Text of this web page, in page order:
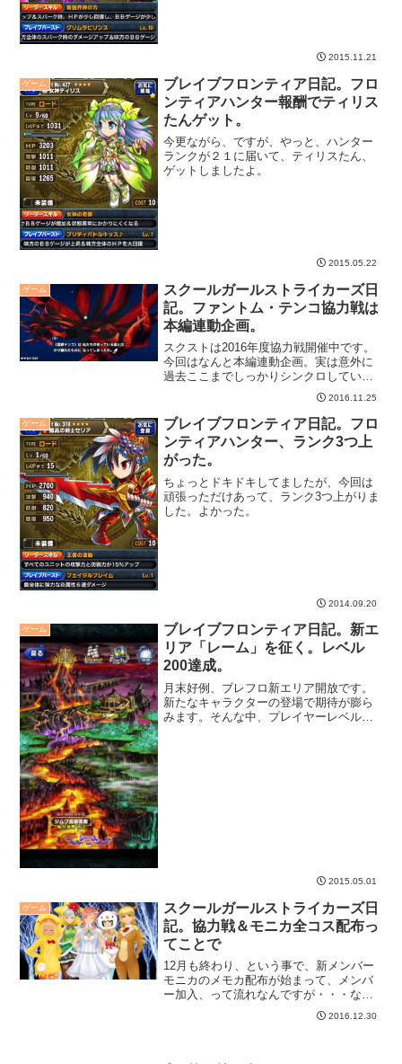
2015.11.21
ゲーム
ブレイブフロンティア日記。フロ
ンティアハンター報酬でティリス
たんゲット。
今更ながら、ですが、やっと、ハンター
ランクが２１に届いて、ティリスたん、
ゲットしましたよ。
2015.05.22
ゲーム
スクールガールストライカーズ日
記。ファントム・テンコ協力戦は
本編連動企画。
スクストは2016年度協力戦開催中です。
今回はなんと本編連動企画。実は意外に
過去ここまでしっかりシンクロしている
2016.11.25
ゲーム
ブレイブフロンティア日記。フロ
ンティアハンター、ランク3つ上
がった。
ちょっとドキドキしてましたが、今回は
頑張っただけあって、ランク3つ上がりま
した。よかった。
2014.09.20
ゲーム
ブレイブフロンティア日記。新エ
リア「レーム」を征く。レベル
200達成。
月末好例、ブレフロ新エリア開放です。
新たなキャラクターの登場で期待が膨ら
みます。そんな中、プレイヤーレベルが
2015.05.01
ゲーム
スクールガールストライカーズ日
記。協力戦＆モニカ全コス配布っ
てことで
12月も終わり、という事で、新メンバー
モニカのメモカ配布が始まって、メンバ
ー加入、って流れなんですが・・・なん
か一気にコス来た。驚いた。そういえば
2016.12.30